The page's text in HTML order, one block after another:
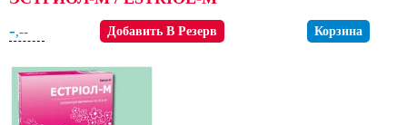
-,-- Добавить В Резерв Корзина